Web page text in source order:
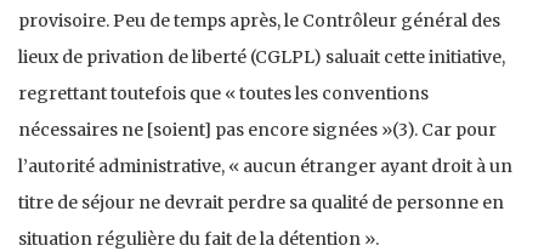
provisoire. Peu de temps après, le Contrôleur général des
lieux de privation de liberté (CGLPL) saluait cette initiative,
regrettant toutefois que « toutes les conventions
nécessaires ne [soient] pas encore signées »(3). Car pour
l’autorité administrative, « aucun étranger ayant droit à un
titre de séjour ne devrait perdre sa qualité de personne en
situation régulière du fait de la détention ».